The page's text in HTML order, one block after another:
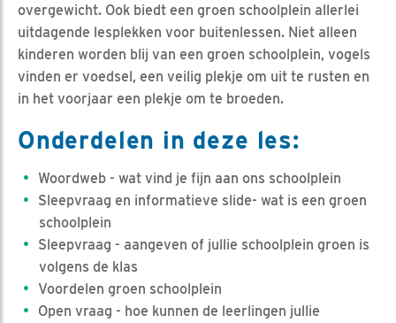
overgewicht. Ook biedt een groen schoolplein allerlei
uitdagende lesplekken voor buitenlessen. Niet alleen
kinderen worden blij van een groen schoolplein, vogels
vinden er voedsel, een veilig plekje om uit te rusten en
in het voorjaar een plekje om te broeden.
Onderdelen in deze les:
Woordweb - wat vind je fijn aan ons schoolplein
Sleepvraag en informatieve slide- wat is een groen
schoolplein
Sleepvraag - aangeven of jullie schoolplein groen is
volgens de klas
Voordelen groen schoolplein
Open vraag - hoe kunnen de leerlingen jullie